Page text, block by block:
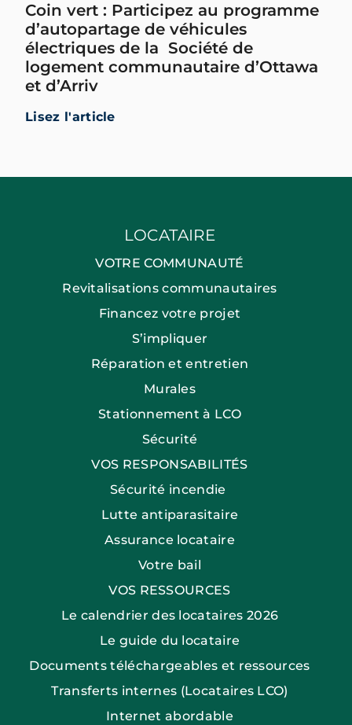
Coin vert : Participez au programme
d’autopartage de véhicules
électriques de la Société de
logement communautaire d’Ottawa
et d’Arriv
Lisez l'article
LOCATAIRE
VOTRE COMMUNAUTÉ
Revitalisations communautaires
Financez votre projet
S’impliquer
Réparation et entretien
Murales
Stationnement à LCO
Sécurité
VOS RESPONSABILITÉS
Sécurité incendie
Lutte antiparasitaire
Assurance locataire
Votre bail
VOS RESSOURCES
Le calendrier des locataires 2026
Le guide du locataire
Documents téléchargeables et ressources
Transferts internes (Locataires LCO)
Internet abordable